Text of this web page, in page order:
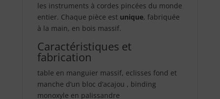
les instruments à cordes pincées du monde
entier. Chaque pièce est unique, fabriquée
à la main, en bois massif.
Caractéristiques et
fabrication
table en manguier massif, eclisses fond et
manche d’un bloc d’acajou , binding
monoxyle en palissandre